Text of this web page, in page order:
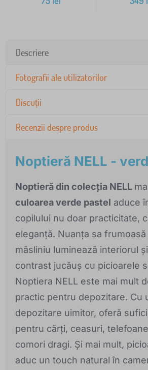
Descriere
Fotografii ale utilizatorilor
Discuții
Recenzii despre produs
Noptieră NELL -
Noptieră din colecția NELL
culoarea verde pastel aduce
copilului nu doar practicitate,
eleganță. Nuanța sa
măsliniu luminează interiorul
contrast jucăuș cu picioarele
Noptiera NELL este mai mult
practic pentru depozitare. Cu
depozitare uimitor, oferă
pentru cărți, ceasuri,
comori dragi. Și mai mult,
aduc un touch natural în